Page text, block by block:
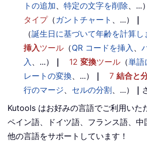
トの追加、 特定の文字を削除、...）
タイプ（ ガントチャート 、...） ｜
（誕生日に基づいて年齢を計算し
挿入ツール （QR コードを挿入 、
入 、...） ｜ 12 変換ツール （単語
レートの変換、...） ｜ 7 結合と
行のマージ、 セルの分割、...） ｜
Kutools はお好みの言語でご利用いた
ペイン語、ドイツ語、フランス語、
他の言語をサポートしています！